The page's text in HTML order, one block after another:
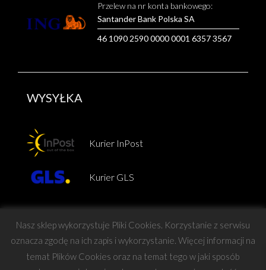
Przelew na nr konta bankowego:
Santander Bank Polska SA
46 1090 2590 0000 0001 6357 3567
WYSYŁKA
Kurier InPost
Kurier GLS
Copyright © Force
Nasz sklep wykorzystuje Pliki Cookies. Korzystanie z serwisu
oznacza zgodę na ich zapis i wykorzystanie. Więcej informacji na
temat Plików Cookies oraz na temat tego w jaki sposób